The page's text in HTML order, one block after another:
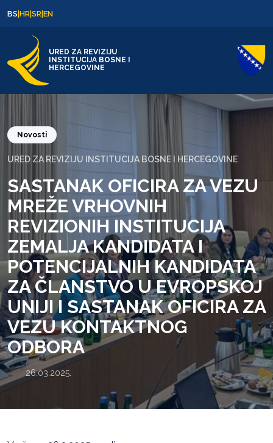
BS|HR|SR|EN
URED ZA REVIZIJU
INSTITUCIJA BOSNE I
HERCEGOVINE
Novosti
URED ZA REVIZIJU INSTITUCIJA BOSNE I HERCEGOVINE
SASTANAK OFICIRA ZA VEZU
MREŽE VRHOVNIH
REVIZIONIH INSTITUCIJA
ZEMALJA KANDIDATA I
POTENCIJALNIH KANDIDATA
ZA ČLANSTVO U EVROPSKOJ
UNIJI I SASTANAK OFICIRA ZA
VEZU KONTAKTNOG
ODBORA
26.03.2025.